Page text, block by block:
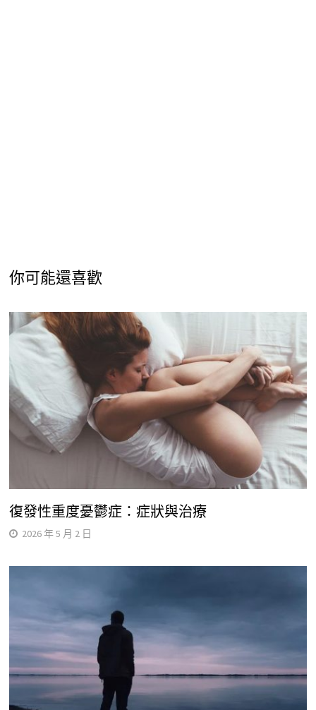
你可能還喜歡
復發性重度憂鬱症：症狀與治療
2026 年 5 月 2 日